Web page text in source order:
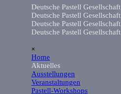
Direkt zum Seiteninhalt
Deutsche Pastell Gesellschaft
Deutsche Pastell Gesellschaft
Deutsche Pastell Gesellschaft
Deutsche Pastell Gesellschaft
×
Home
Aktuelles
Ausstellungen
Veranstaltungen
Pastell-Workshops